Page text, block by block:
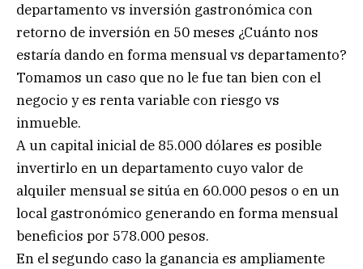
departamento vs inversión gastronómica con
retorno de inversión en 50 meses ¿Cuánto nos
estaría dando en forma mensual vs departamento?
Tomamos un caso que no le fue tan bien con el
negocio y es renta variable con riesgo vs
inmueble.
A un capital inicial de 85.000 dólares es posible
invertirlo en un departamento cuyo valor de
alquiler mensual se sitúa en 60.000 pesos o en un
local gastronómico generando en forma mensual
beneficios por 578.000 pesos.
En el segundo caso la ganancia es ampliamente